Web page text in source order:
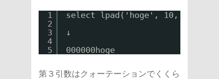
1
2
3
4
5
select lpad('hoge', 10, '0');
↓
000000hoge
第３引数はクォーテーションでくくら